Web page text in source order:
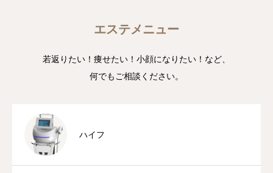
エステメニュー
若返りたい！痩せたい！小顔になりたい！など、
何でもご相談ください。
ハイフ